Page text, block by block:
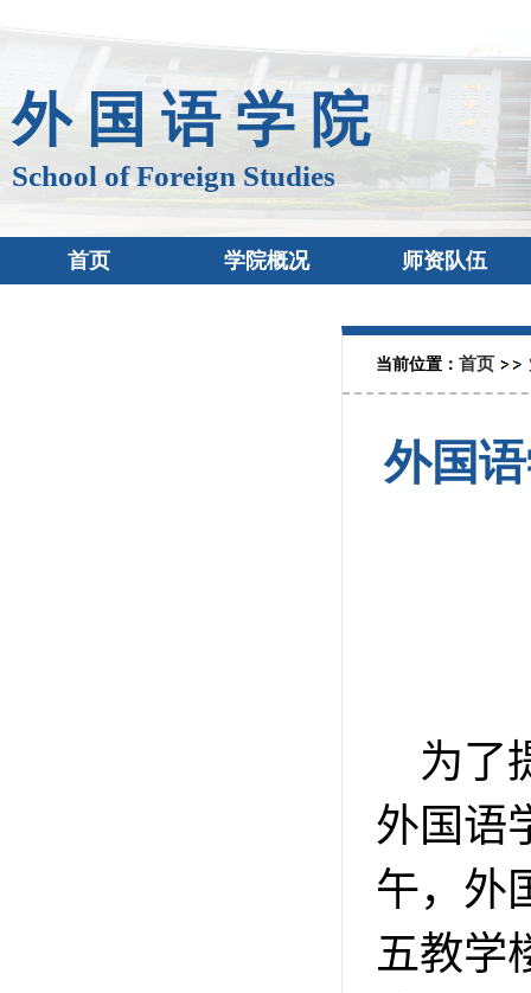
外 国 语 学 院
School of Foreign Studies
首页 学院概况 师资队伍
当前位置： 首页
外国
为了
外国语
午，外
五教学